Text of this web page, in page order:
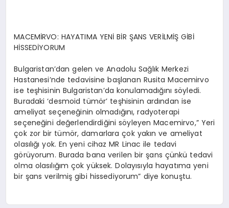
MACEMİRVO: HAYATIMA YENİ BİR ŞANS VERİLMİŞ GİBİ
HİSSEDİYORUM
Bulgaristan’dan gelen ve Anadolu Sağlık Merkezi
Hastanesi’nde tedavisine başlanan Rusita Macemirvo
ise teşhisinin Bulgaristan’da konulamadığını söyledi.
Buradaki ‘desmoid tümör’ teşhisinin ardından ise
ameliyat seçeneğinin olmadığını, radyoterapi
seçeneğini değerlendirdiğini söyleyen Macemirvo,” Yeri
çok zor bir tümör, damarlara çok yakın ve ameliyat
olasılığı yok. En yeni cihaz MR Linac ile tedavi
görüyorum. Burada bana verilen bir şans çünkü tedavi
olma olasılığım çok yüksek. Dolayısıyla hayatıma yeni
bir şans verilmiş gibi hissediyorum” diye konuştu.